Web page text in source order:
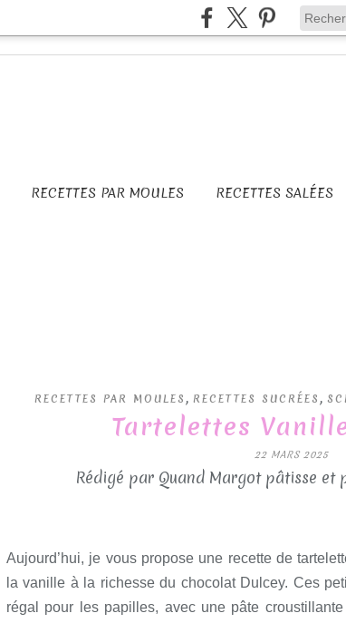
RECETTES PAR MOULES RECETTES SALÉES
RECETTES PAR MOULES , RECETTES SUCRÉES ,
Tartelettes
22 MARS 2025
Rédigé par Quand Margot pâtisse et
Aujourd’hui, je vous propose une recette de
la vanille à la richesse du chocolat Dulcey. Ces
régal pour les papilles, avec une pâte